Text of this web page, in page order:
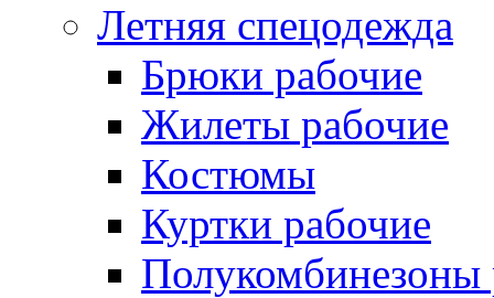
Летняя спецодежда
Брюки рабочие
Жилеты рабочие
Костюмы
Куртки рабочие
Полукомбинезоны